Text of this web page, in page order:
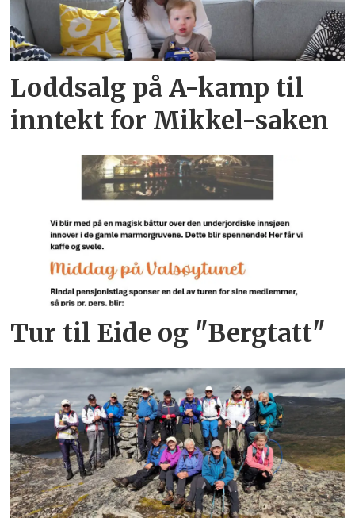
Loddsalg på A-kamp til
inntekt for Mikkel-saken
Tur til Eide og "Bergtatt"